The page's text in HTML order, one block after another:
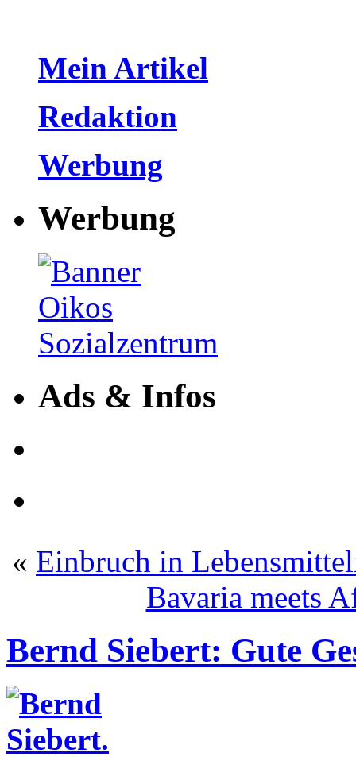
Mein Artikel
Redaktion
Werbung
Werbung
Ads & Infos
« Einbruch in
Bavaria meets
Bernd Siebert: Gute